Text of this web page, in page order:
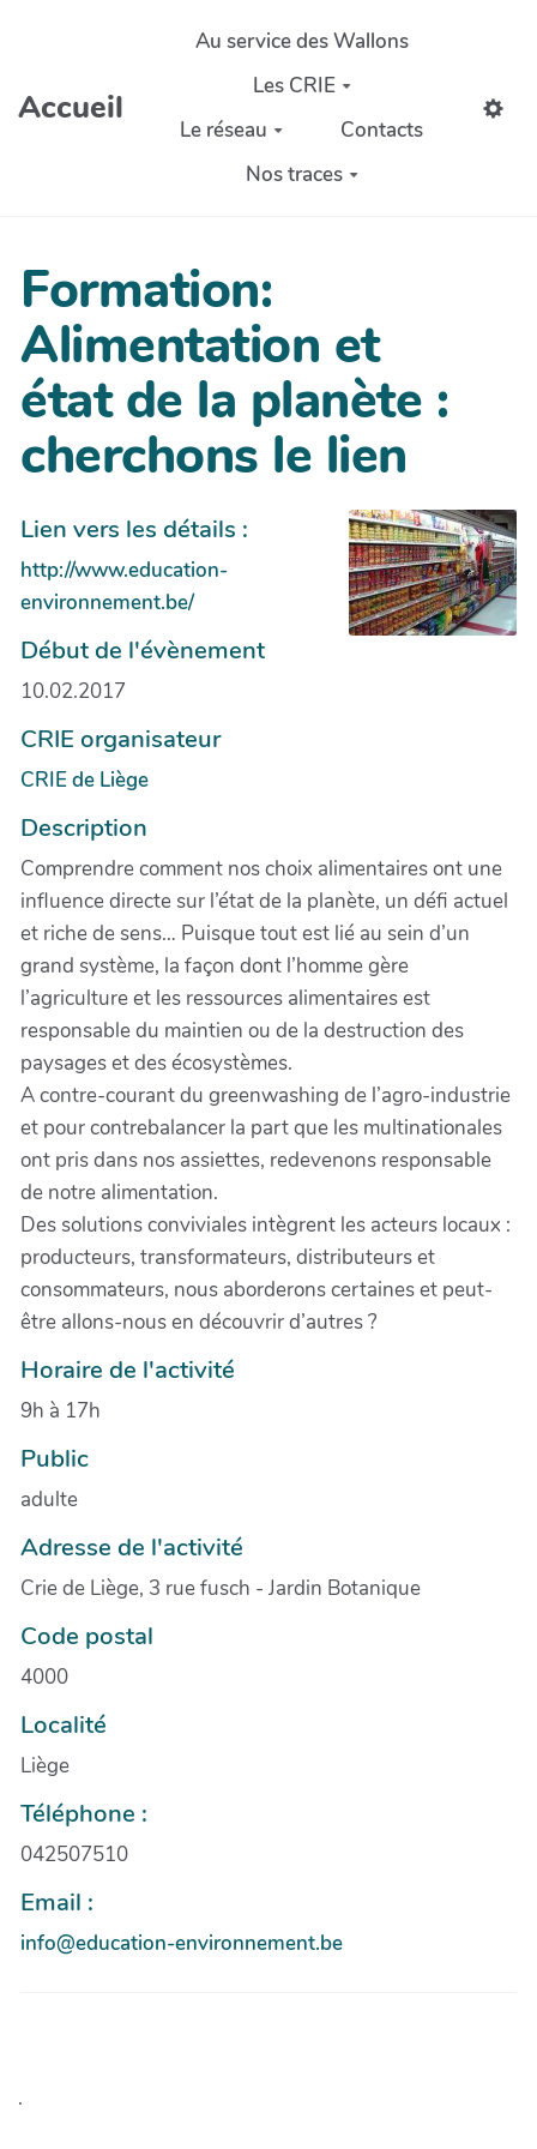
Aller au contenu principal
Accueil
Au service des Wallons
Les CRIE
Le réseau
Contacts
Nos traces
Formation:
Alimentation et
état de la planète :
cherchons le lien
Lien vers les détails :
http://www.education-
environnement.be/
Début de l'évènement
10.02.2017
CRIE organisateur
CRIE de Liège
Description
Comprendre comment nos choix alimentaires ont une
influence directe sur l’état de la planète, un défi actuel
et riche de sens… Puisque tout est lié au sein d’un
grand système, la façon dont l’homme gère
l’agriculture et les ressources alimentaires est
responsable du maintien ou de la destruction des
paysages et des écosystèmes.
A contre-courant du greenwashing de l’agro-industrie
et pour contrebalancer la part que les multinationales
ont pris dans nos assiettes, redevenons responsable
de notre alimentation.
Des solutions conviviales intègrent les acteurs locaux :
producteurs, transformateurs, distributeurs et
consommateurs, nous aborderons certaines et peut-
être allons-nous en découvrir d’autres ?
Horaire de l'activité
9h à 17h
Public
adulte
Adresse de l'activité
Crie de Liège, 3 rue fusch - Jardin Botanique
Code postal
4000
Localité
Liège
Téléphone :
042507510
Email :
info@education-environnement.be
.